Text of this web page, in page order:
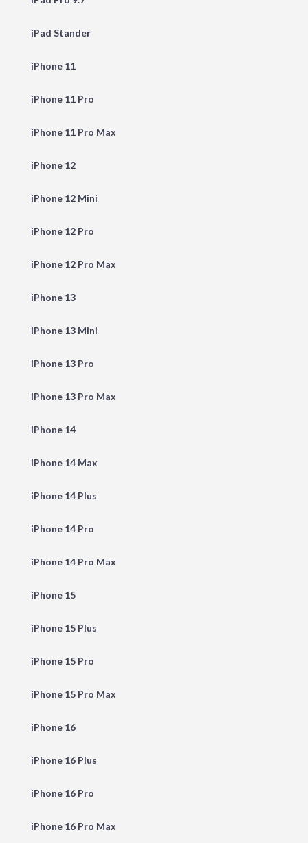
iPad Stander
iPhone 11
iPhone 11 Pro
iPhone 11 Pro Max
iPhone 12
iPhone 12 Mini
iPhone 12 Pro
iPhone 12 Pro Max
iPhone 13
iPhone 13 Mini
iPhone 13 Pro
iPhone 13 Pro Max
iPhone 14
iPhone 14 Max
iPhone 14 Plus
iPhone 14 Pro
iPhone 14 Pro Max
iPhone 15
iPhone 15 Plus
iPhone 15 Pro
iPhone 15 Pro Max
iPhone 16
iPhone 16 Plus
iPhone 16 Pro
iPhone 16 Pro Max